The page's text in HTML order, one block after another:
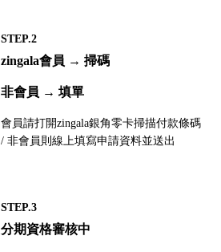
STEP.2
zingala會員 → 掃碼
非會員 → 填單
會員請打開zingala銀角零卡掃描付款條碼
/ 非會員則線上填寫申請資料並送出
STEP.3
分期資格審核中